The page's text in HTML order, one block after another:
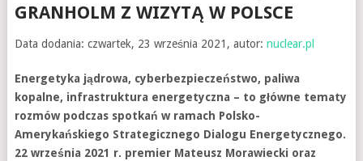
GRANHOLM Z WIZYTĄ W POLSCE
Data dodania: czwartek, 23 września 2021, autor: nuclear.pl
Energetyka jądrowa, cyberbezpieczeństwo, paliwa
kopalne, infrastruktura energetyczna – to główne tematy
rozmów podczas spotkań w ramach Polsko-
Amerykańskiego Strategicznego Dialogu Energetycznego.
22 września 2021 r. premier Mateusz Morawiecki oraz